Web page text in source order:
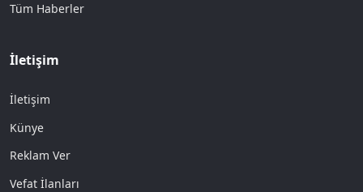
Tüm Haberler
İletişim
İletişim
Künye
Reklam Ver
Vefat İlanları